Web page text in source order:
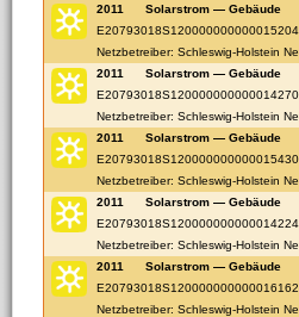
2011
Solarstrom — Gebäude
Netzbetreiber: Schleswig-Holstein
2011
Solarstrom — Gebäude
Netzbetreiber: Schleswig-Holstein
2011
Solarstrom — Gebäude
Netzbetreiber: Schleswig-Holstein
2011
Solarstrom — Gebäude
Netzbetreiber: Schleswig-Holstein
2011
Solarstrom — Gebäude
Netzbetreiber: Schleswig-Holstein